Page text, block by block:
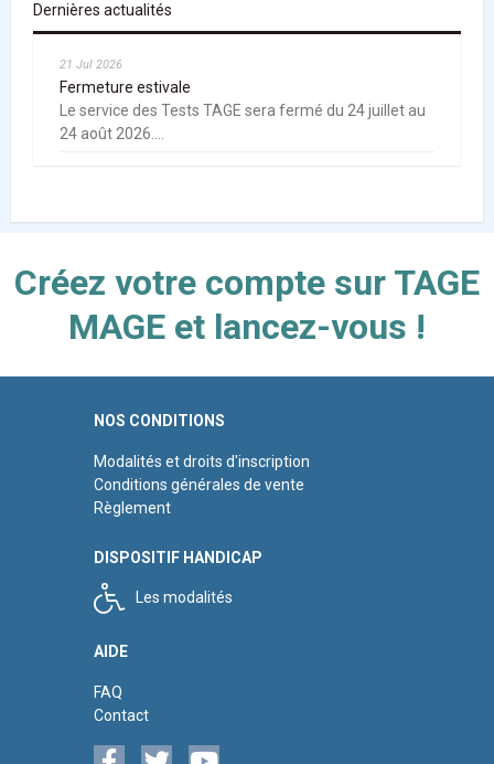
Dernières actualités
21 Jul 2026
Fermeture estivale
Le service des Tests TAGE sera fermé du 24 juillet au
24 août 2026....
Créez votre compte sur TAGE
MAGE et lancez-vous !
NOS CONDITIONS
Modalités et droits d'inscription
Conditions générales de vente
Règlement
DISPOSITIF HANDICAP
Les modalités
AIDE
FAQ
Contact